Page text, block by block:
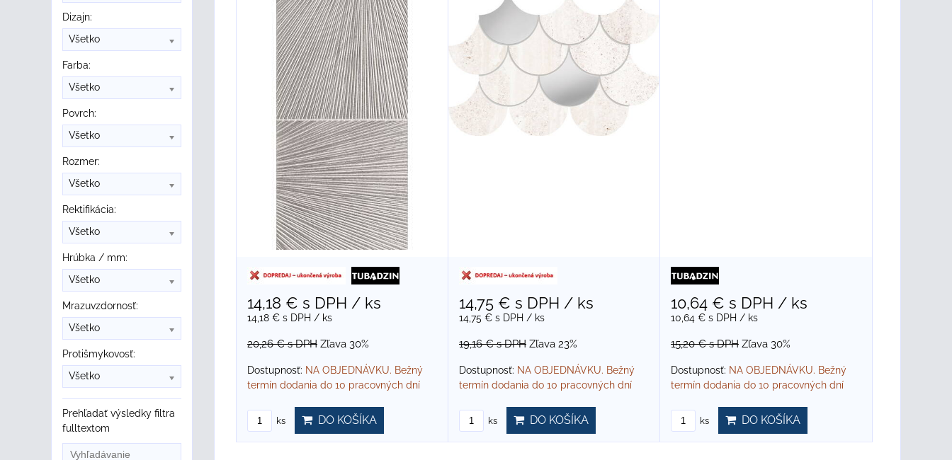
14,18 € s DPH / ks
14,18 € s DPH / ks
20,26 €s DPH Zľava 30%
Dostupnosť: NA OBJEDNÁVKU. Bežný
termín dodania do 10 pracovných dní
ks DO KOŠÍKA
14,75 € s DPH / ks
14,75 € s DPH / ks
19,16 €s DPH Zľava 23%
Dostupnosť: NA OBJEDNÁVKU. Bežný
termín dodania do 10 pracovných dní
ks DO KOŠÍKA
10,64 € s DPH / ks
10,64 €s DPH / ks
15,20 €s DPH Zľava 30%
Dostupnosť: NA OBJEDNÁVKU. Bežný
termín dodania do 10 pracovných dní
ks DO KOŠÍKA
Dizajn:
Všetko
Farba:
Všetko
Povrch:
Všetko
Rozmer:
Všetko
Rektifikácia:
Všetko
Hrúbka / mm:
Všetko
Mrazuvzdornosť:
Všetko
Protišmykovosť:
Všetko
Prehľadať výsledky filtra
fulltextom